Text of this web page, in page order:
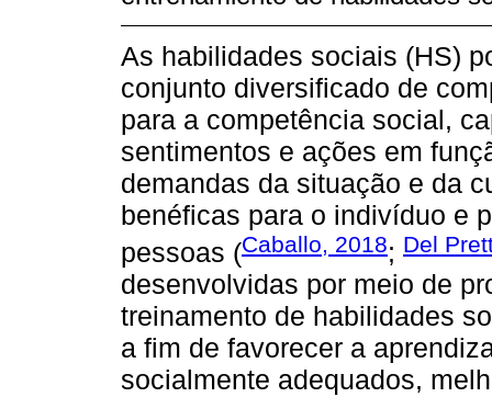
As habilidades sociais (HS)
conjunto diversificado de
para a competência social,
sentimentos e ações em
demandas da situação e da
benéficas para o indivíduo e
pessoas (Caballo, 2018; Del
desenvolvidas por meio de
treinamento de habilidades
a fim de favorecer a
socialmente adequados,